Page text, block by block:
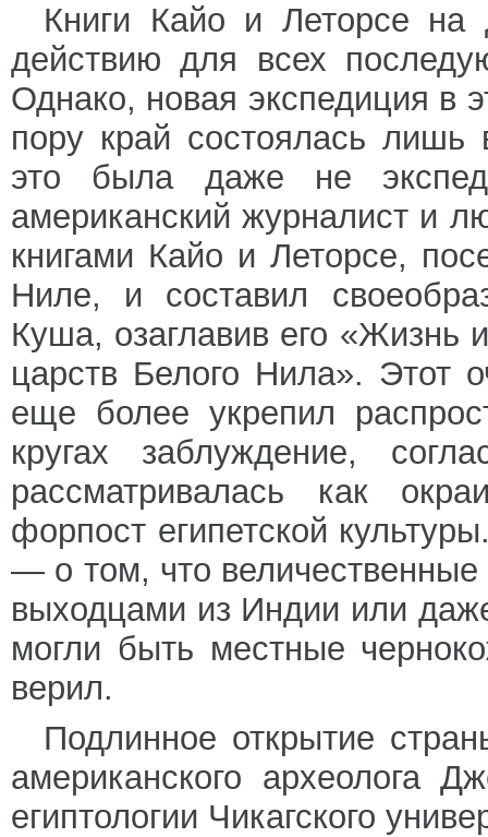
Книги Кайо и Леторсе на
действию для всех
Однако, новая экспедиция в
пору край состоялась лишь
это была даже не
американский журналист и
книгами Кайо и Леторсе,
Ниле, и составил
Куша, озаглавив его «Жизнь
царств Белого Нила». Этот
еще более укрепил
кругах заблуждение,
рассматривалась как
форпост египетской
— о том, что
выходцами из Индии или
могли быть местные
верил.
Подлинное открытие
американского археолога
египтологии Чикагского